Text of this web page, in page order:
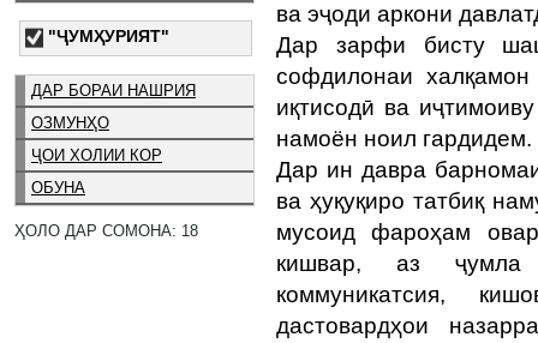
"ҶУМҲУРИЯТ"
ДАР БОРАИ НАШРИЯ
ОЗМУНҲО
ҶОИ ХОЛИИ КОР
ОБУНА
ҲОЛО ДАР СОМОНА: 18
ва эҷоди аркони
Дар зарфи бисту
софдилонаи
иқтисодӣ ва
намоён ноил гардидем.
Дар ин давра
ва ҳуқуқиро татбиқ
мусоид фароҳам
кишвар, аз ҷумла
коммуникатсия,
дастовардҳои